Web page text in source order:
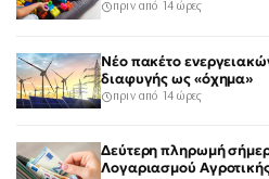
πριν από 14 ώρες
Νέο πακέτο
διαφυγής ως «όχημα»
πριν από 14 ώρες
Δεύτερη πληρωμή
Λογαριασμού